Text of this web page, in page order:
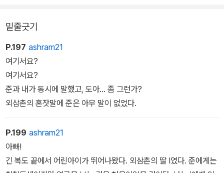
밑줄긋기
P.197 ashram21
여기서요?
여기서요?
준과 내가 동시에 말했고, 도아… 좀 그런가?
외삼촌의 혼잣말에 준은 아무 말이 없었다.
P.199 ashram21
아빠!
긴 복도 끝에서 어린아이가 뛰어나왔다. 외삼촌의 딸 I였다. 준에게는